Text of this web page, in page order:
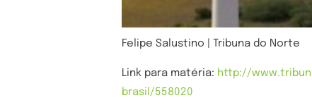
Felipe Salustino | Tribuna do Norte
Link para matéria: http://
brasil/558020